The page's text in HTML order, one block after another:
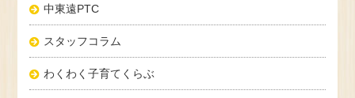
中東遠PTC
スタッフコラム
わくわく子育てくらぶ